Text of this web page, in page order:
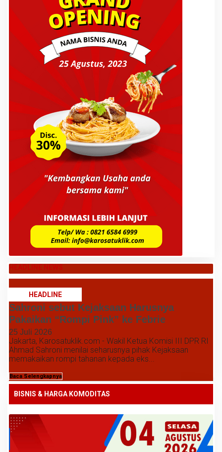
HEADLINE NEWS
HEADLINE
Sahroni sebut Kejaksaan Harusnya
Pakaikan “Rompi Pink” ke Febrie
25 Juli 2026
Jakarta, Karosatuklik.com - Wakil Ketua Komisi III DPR RI
Ahmad Sahroni menilai seharusnya pihak Kejaksaan
memakaikan rompi tahanan kepada eks...
Baca Selengkapnya
BISNIS & HARGA KOMODITAS